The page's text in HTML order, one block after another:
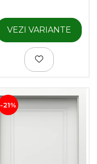
VEZI VARIANTE
-21%